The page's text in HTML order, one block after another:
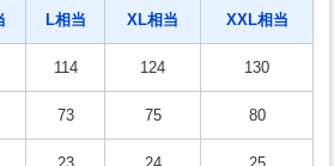
L相当 XL相当 XXL相当
114 124 130
73 75 80